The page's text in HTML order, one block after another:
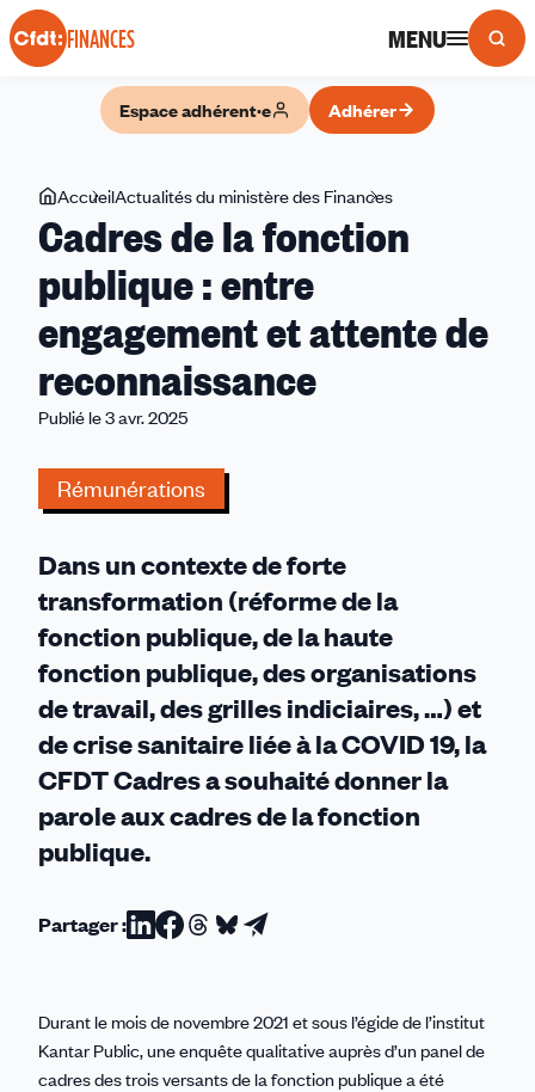
Panneau de gestion des cookies
FINANCES MENU
Espace adhérent·e Adhérer
Vous
êtes
ici
AccueilActualités du ministère des Finances
de
publique
:
Cadres de la fonction
publique : entre
engagement et attente de
reconnaissance
Publié le 3 avr. 2025
Rémunérations
Dans un contexte de forte
transformation (réforme de la
fonction publique, de la haute
fonction publique, des organisations
de travail, des grilles indiciaires, …) et
de crise sanitaire liée à la COVID 19, la
CFDT Cadres a souhaité donner la
parole aux cadres de la fonction
publique.
Partager :Partager
Linkedin
Partager
Facebook
Partager
Threads
Partager
Bluesky
Partager
email
Durant le mois de novembre 2021 et sous l’égide de l’institut
Kantar Public, une enquête qualitative auprès d’un panel de
cadres des trois versants de la fonction publique a été